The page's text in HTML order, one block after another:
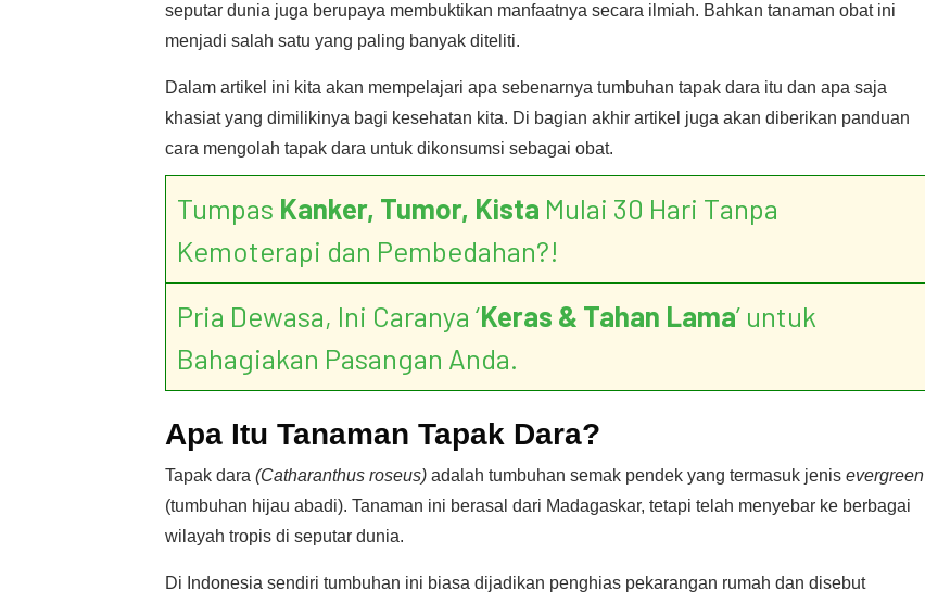
seputar dunia juga berupaya membuktikan manfaatnya secara ilmiah. Bahkan tanaman obat ini
menjadi salah satu yang paling banyak diteliti.
Dalam artikel ini kita akan mempelajari apa sebenarnya tumbuhan tapak dara itu dan apa saja
khasiat yang dimilikinya bagi kesehatan kita. Di bagian akhir artikel juga akan diberikan panduan
cara mengolah tapak dara untuk dikonsumsi sebagai obat.
Tumpas Kanker, Tumor, Kista Mulai 30 Hari Tanpa
Kemoterapi dan Pembedahan?!
Pria Dewasa, Ini Caranya ‘Keras & Tahan Lama’ untuk
Bahagiakan Pasangan Anda.
Apa Itu Tanaman Tapak Dara?
Tapak dara (Catharanthus roseus) adalah tumbuhan semak pendek yang termasuk jenis evergreen
(tumbuhan hijau abadi). Tanaman ini berasal dari Madagaskar, tetapi telah menyebar ke berbagai
wilayah tropis di seputar dunia.
Di Indonesia sendiri tumbuhan ini biasa dijadikan penghias pekarangan rumah dan disebut